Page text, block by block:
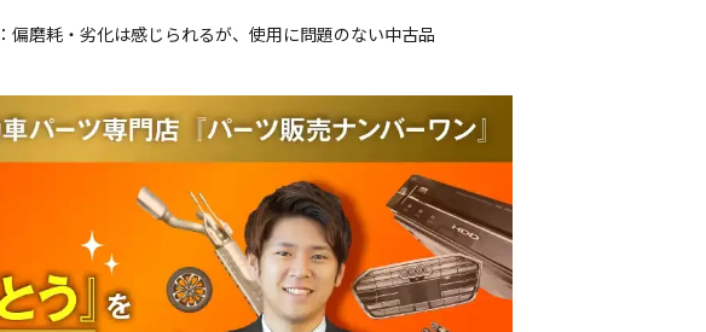
偏磨耗・劣化は感じられるが、使用に問題のない中古品